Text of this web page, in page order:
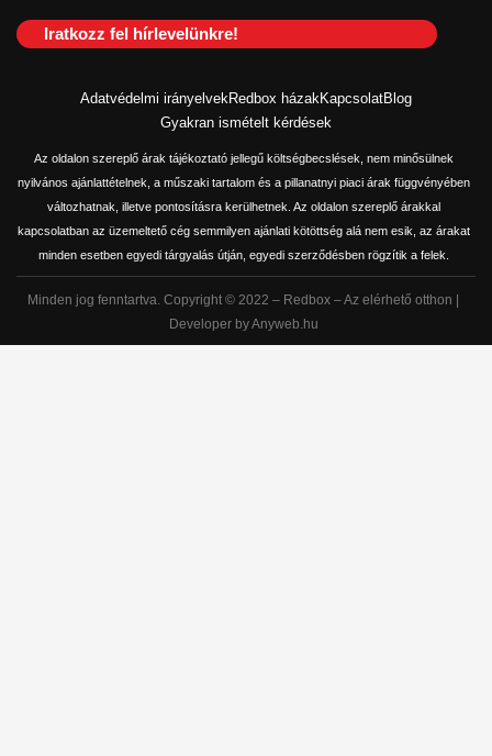
Iratkozz fel hírlevelünkre!
Adatvédelmi irányelvek Redbox házak KapcsolatBlog
Gyakran ismételt kérdések
Az oldalon szereplő árak tájékoztató jellegű költségbecslések, nem minősülnek
nyilvános ajánlattételnek, a műszaki tartalom és a pillanatnyi piaci árak függvényében
változhatnak, illetve pontosításra kerülhetnek. Az oldalon szereplő árakkal
kapcsolatban az üzemeltető cég semmilyen ajánlati kötöttség alá nem esik, az árakat
minden esetben egyedi tárgyalás útján, egyedi szerződésben rögzítik a felek.
Minden jog fenntartva. Copyright © 2022 – Redbox – Az elérhető otthon |
Developer by Anyweb.hu